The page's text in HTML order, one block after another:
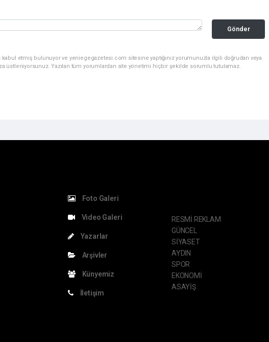
Gönder
kabul etmiş bulunuyor ve yeniegegazetesi.com sitesine yaptığınız yorumunuzla ilgili doğrudan veya
üstleniyorsunuz. Yazılan tüm yorumlardan site yönetimi hiçbir şekilde sorumlu tutulamaz.
Foto Galeri
Video Galeri
Yazarlar
Arşivler
Künyemiz
İletişim
RESMİ REKLAM
GÜNCEL
SİYASET
AYDIN
SPOR
EKONOMİ
ASAYİŞ